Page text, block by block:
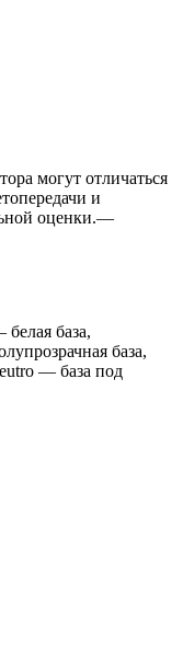
могут отличаться
и
оценки.—
база,
база,
— база под